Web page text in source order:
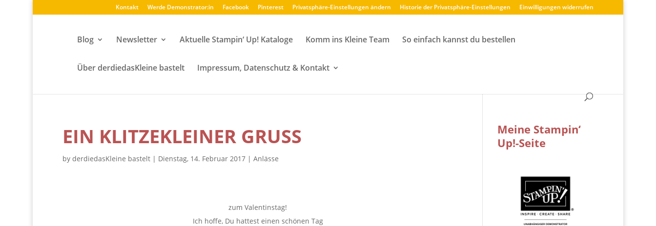
Kontakt Werde Demonstrator:in Facebook Pinterest Privatsphäre-Einstellungen ändern Historie der Privatsphäre-Einstellungen Einwilligungen widerrufen
Blog Newsletter Aktuelle Stampin‘ Up! Kataloge Komm ins Kleine Team So einfach kannst du bestellen
Über derdiedasKleine bastelt Impressum, Datenschutz & Kontakt
EIN KLITZEKLEINER GRUSS
by derdiedasKleine bastelt| Dienstag, 14. Februar 2017| Anlässe
zum Valentinstag!
Ich hoffe, Du hattest einen schönen Tag
Meine Stampin‘
Up!-Seite